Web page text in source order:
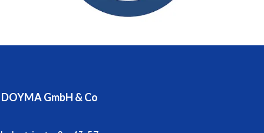
ist zur Wahrung seines Qualitätsstandards seit 1995
DOYMA GmbH & Co